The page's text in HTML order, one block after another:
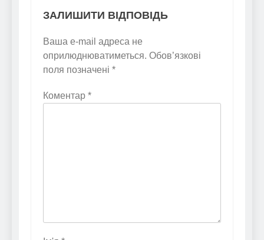
ЗАЛИШИТИ ВІДПОВІДЬ
Ваша e-mail адреса не
оприлюднюватиметься. Обов’язкові
поля позначені *
Коментар *